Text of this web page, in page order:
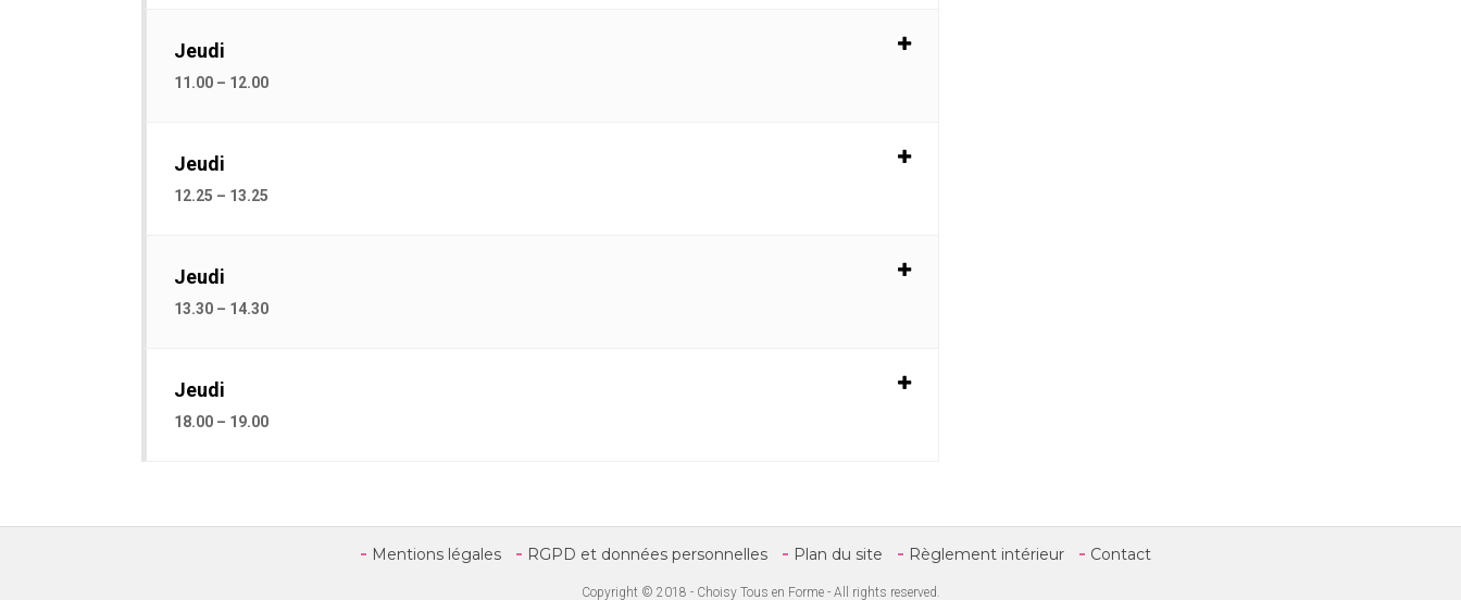
Jeudi
11.00 – 12.00
Jeudi
12.25 – 13.25
Jeudi
13.30 – 14.30
Jeudi
18.00 – 19.00
Mentions légales RGPD et données personnelles Plan du site Règlement intérieur Contact
Copyright © 2018 - Choisy Tous en Forme - All rights reserved.